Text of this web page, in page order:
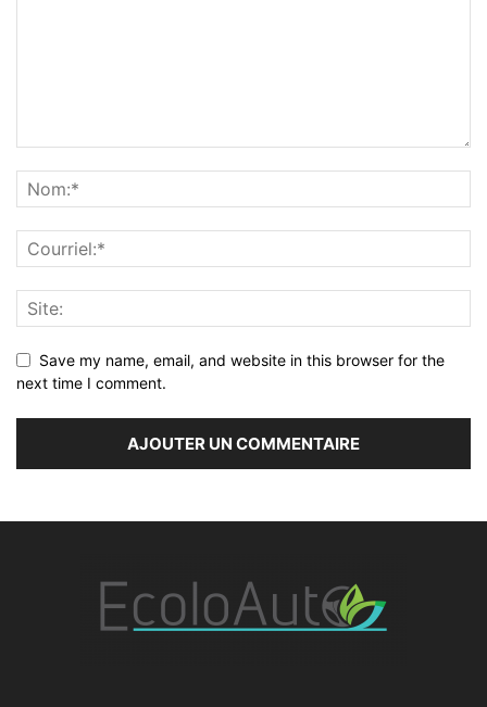
Save my name, email, and website in this browser for the
next time I comment.